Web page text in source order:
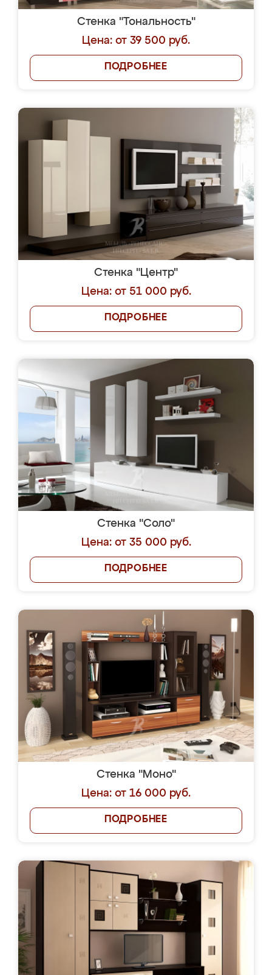
Стенка "Тональность"
Цена: от 39 500 руб.
ПОДРОБНЕЕ
Стенка "Центр"
Цена: от 51 000 руб.
ПОДРОБНЕЕ
Стенка "Соло"
Цена: от 35 000 руб.
ПОДРОБНЕЕ
Стенка "Моно"
Цена: от 16 000 руб.
ПОДРОБНЕЕ